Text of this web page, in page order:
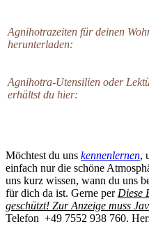
Agnihotrazeiten für deinen
herunterladen:
Agnihotra-Utensilien oder
erhältst du hier:
Möchtest du uns kennenlernen,
einfach nur die schöne
uns kurz wissen, wann du uns
für dich da ist. Gerne per Diese
geschützt! Zur Anzeige muss
Telefon +49 7552 938 760.